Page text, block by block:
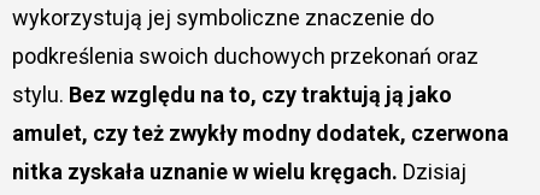
wykorzystują jej symboliczne znaczenie do
podkreślenia swoich duchowych przekonań oraz
stylu. Bez względu na to, czy traktują ją jako
amulet, czy też zwykły modny dodatek, czerwona
nitka zyskała uznanie w wielu kręgach. Dzisiaj